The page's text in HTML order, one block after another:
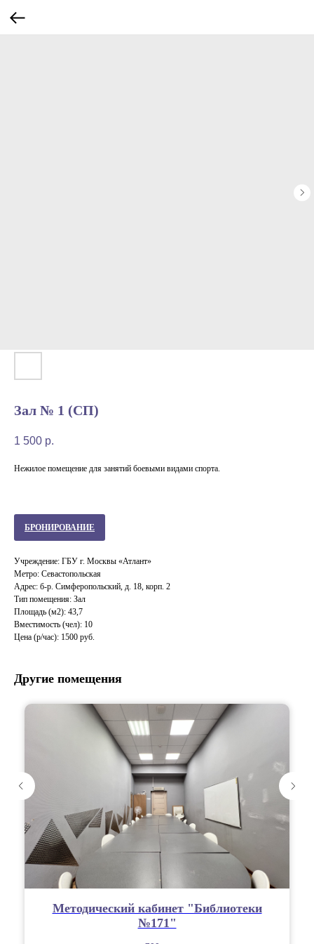
Зал № 1 (СП)
1 500 р.
Нежилое помещение для занятий боевыми видами спорта.
БРОНИРОВАНИЕ
Учреждение: ГБУ г. Москвы «Атлант»
Метро: Севастопольская
Адрес: б-р. Симферопольский, д. 18, корп. 2
Тип помещения: Зал
Площадь (м2): 43,7
Вместимость (чел): 10
Цена (р/час): 1500 руб.
Другие помещения
Методический кабинет "Библиотеки
№171"